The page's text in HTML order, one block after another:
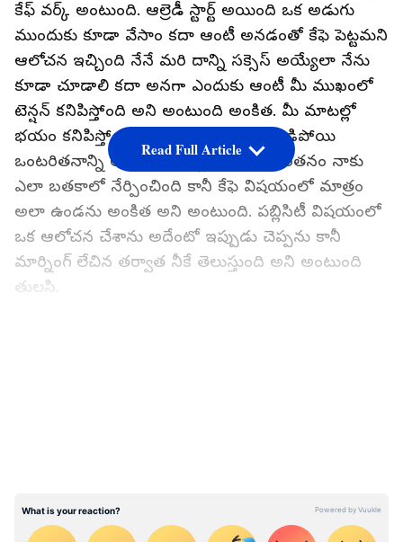
కేఫ్ వర్క్ అంటుంది. ఆల్రెడీ స్టార్ట్ అయింది ఒక అడుగు
ముందుకు కూడా వేసాం కదా ఆంటీ అనడంతో కేఫె పెట్టమని
ఆలోచన ఇచ్చింది నేనే మరి దాన్ని సక్సెస్ అయ్యేలా నేను
కూడా చూడాలి కదా అనగా ఎందుకు ఆంటీ మీ ముఖంలో
టెన్షన్ కనిపిస్తోంది అని అంటుంది అంకిత. మీ మాటల్లో
భయం కనిపిస్తోంది అనడంతో జీవితంలో ఓడిపోయి
ఒంటరితనాన్ని అనుభవిస్తున్నాను. ఆ ఒంటరితనం నాకు
ఎలా బతకాలో నేర్పించింది కానీ కేఫె విషయంలో మాత్రం
అలా ఉండను అంకిత అని అంటుంది. పబ్లిసిటీ విషయంలో
ఒక ఆలోచన చేశాను అదేంటో ఇప్పుడు చెప్పను కానీ
మార్నింగ్ లేచిన తర్వాత నీకే తెలుస్తుంది అని అంటుంది
తులసి.
అడుగుతాడు ప్రేమ్. పరంధామయ్య కూడా ఇదంతా
Read Full Article